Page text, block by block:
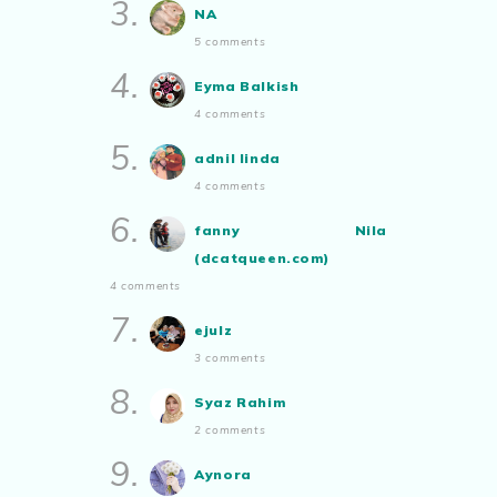
Blog Rabia Adawiyah
Nasi goreng untuk bekal
3. NA
5 comments
4. Eyma Balkish
4 comments
5. adnil linda
4 comments
6.
fanny Nila
(dcatqueen.com)
4 comments
7. ejulz
3 comments
8. Syaz Rahim
2 comments
9. Aynora